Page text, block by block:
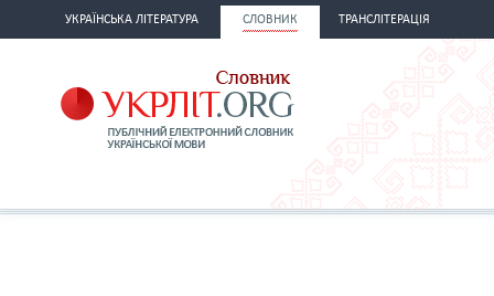
УКРАЇНСЬКА ЛІТЕРАТУРА СЛОВНИК ТРАНСЛІТЕРАЦІЯ